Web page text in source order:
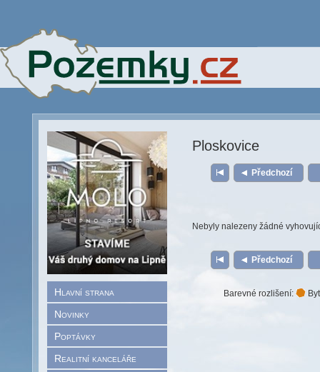
Hlavní strana
Novinky
Poptávky
Realitní kanceláře
Ploskovice
Předchozí
Nebyly nalezeny žádné
Předchozí
Barevné rozlišení: